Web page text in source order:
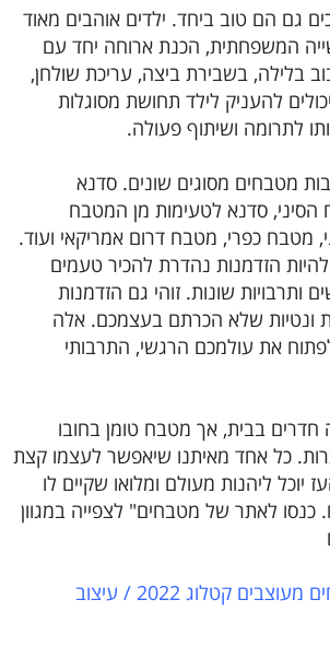
גם הם טוב ביחד. ילדים אוהבים מאוד
המשפחתית, הכנת ארוחה יחד עם
בלילה, בשבירת ביצה, עריכת שולחן,
להעניק לילד תחושת מסוגלות
לתרומה ושיתוף פעולה.
מטבחים מסוגים שונים. סדנא
סדנא לטעימות מן המטבח
מטבח כפרי, מטבח דרום אמריקאי ועוד.
הזדמנות נהדרת להכיר טעמים
ותרבויות שונות. זוהי גם הזדמנות
ונטיות שלא הכרתם בעצמכם. אלה
לפתוח את עולמכם הרגשי, התרבותי
בבית, אך מטבח טומן בחובו
כל אחד מאיתנו שיאפשר לעצמו קצת
ליהנות מעולם ומלואו שקיים לו
לאתר של מטבחים" לצפייה במגוון
מעוצבים קטלוג 2022 / עיצוב